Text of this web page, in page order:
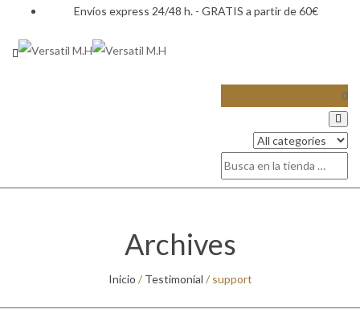
Envíos express 24/48 h. - GRATIS a partir de 60€
0
Archives
Inicio / Testimonial / support